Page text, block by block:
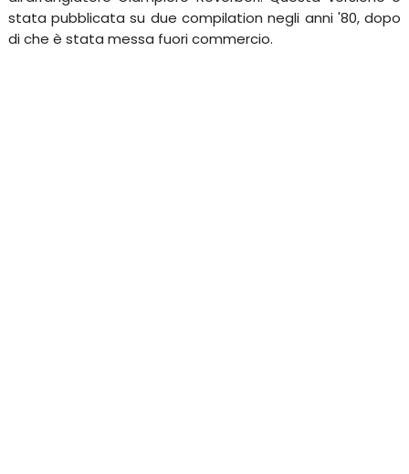
stata pubblicata su due compilation negli anni '80, dopo
di che è stata messa fuori commercio.